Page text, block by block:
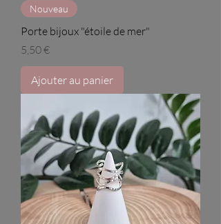
Nouveau
Porte bijoux "étoile de mer"
Prix
5,50 €
Ajouter au panier